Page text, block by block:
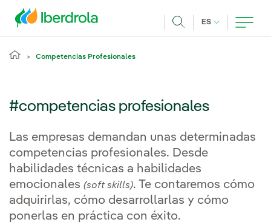
ES IDIOMA
Competencias Profesionales
#competencias profesionales
Las empresas demandan unas determinadas
competencias profesionales. Desde
habilidades técnicas a habilidades
emocionales (soft skills). Te contaremos cómo
adquirirlas, cómo desarrollarlas y cómo
ponerlas en práctica con éxito.